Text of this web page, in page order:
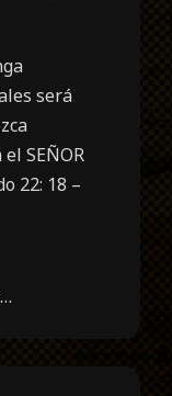
será
SEÑOR
22: 18 –